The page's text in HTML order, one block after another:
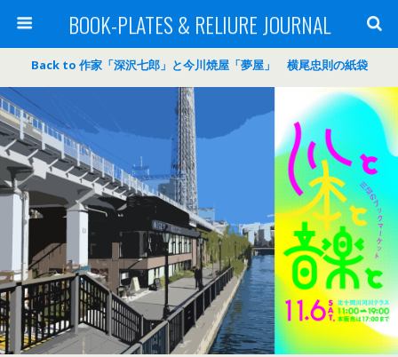
BOOK-PLATES & RELIURE JOURNAL
Back to 作家「深沢七郎」と今川焼屋「夢屋」 横尾忠則の紙袋